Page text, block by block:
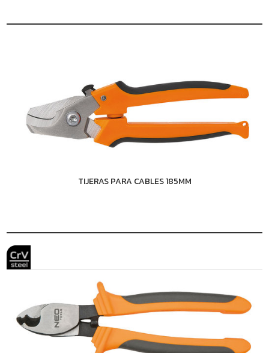
TIJERAS PARA CABLES 185MM